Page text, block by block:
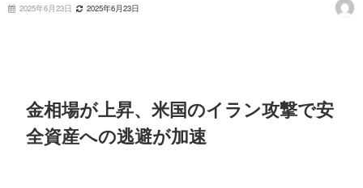
2025年6月23日 2025年6月23日
金相場が上昇、米国のイラン攻撃で安
全資産への逃避が加速